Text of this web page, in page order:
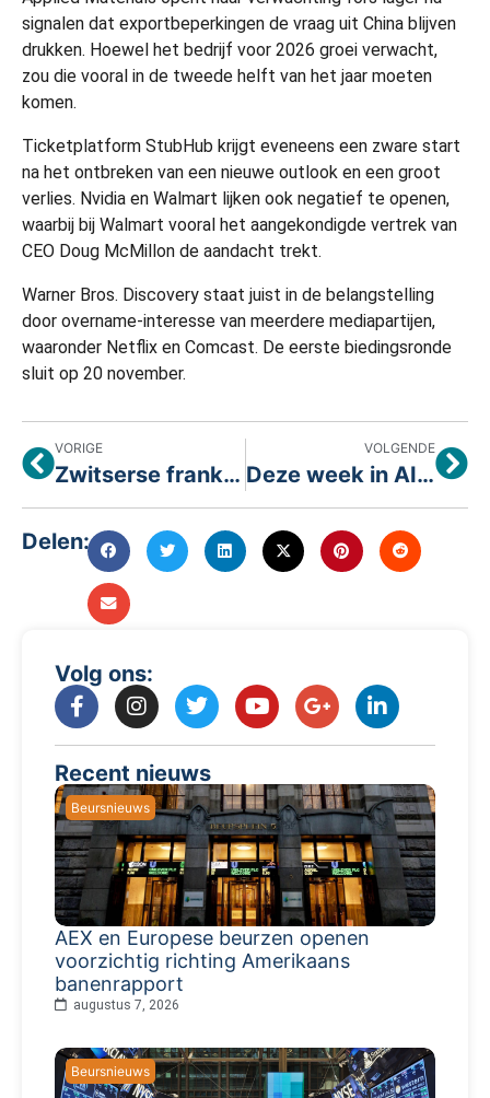
signalen dat exportbeperkingen de vraag uit China blijven
drukken. Hoewel het bedrijf voor 2026 groei verwacht,
zou die vooral in de tweede helft van het jaar moeten
komen.
Ticketplatform StubHub krijgt eveneens een zware start
na het ontbreken van een nieuwe outlook en een groot
verlies. Nvidia en Walmart lijken ook negatief te openen,
waarbij bij Walmart vooral het aangekondigde vertrek van
CEO Doug McMillon de aandacht trekt.
Warner Bros. Discovery staat juist in de belangstelling
door overname-interesse van meerdere mediapartijen,
waaronder Netflix en Comcast. De eerste biedingsronde
sluit op 20 november.
VORIGE
Zwitserse frank schiet omhoog terwijl valutamarkten wegvluchten uit risico
VOLGENDE
Deze week in AI-markten: grote verschuivingen bij Nvidia, Microsoft, Meta, Tesla en Micron
Delen:
Volg ons:
Recent nieuws
Beursnieuws
AEX en Europese beurzen openen
voorzichtig richting Amerikaans
banenrapport
augustus 7, 2026
Beursnieuws